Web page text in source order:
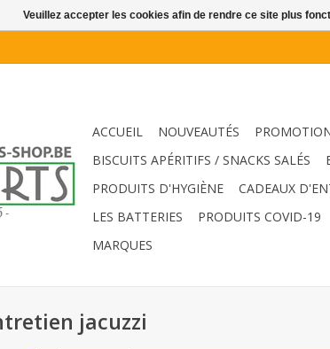
ACCUEIL NOUVEAUTÉS
BISCUITS APÉRITIFS / SNACKS SALÉS
PRODUITS D'HYGIÈNE
CADEAUX
LES BATTERIES
PRODUITS COVID-19
MARQUES
jacuzzi
Veuillez accepter les cookies afin de rendre ce site plus